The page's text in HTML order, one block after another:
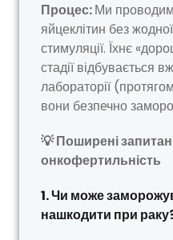
Процес:Ми
яйцеклітин без
стимуляції. Їхнє
стадії відбувається
лабораторії
вони безпечно
💡 Поширені
онкофертильність
1. Чи може
нашкодити при